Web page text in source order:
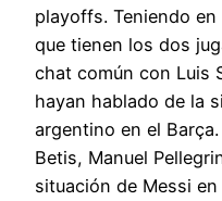
playoffs. Teniendo
que tienen los dos
chat común con Luis
hayan hablado de la
argentino en el
Betis, Manuel
situación de Messi